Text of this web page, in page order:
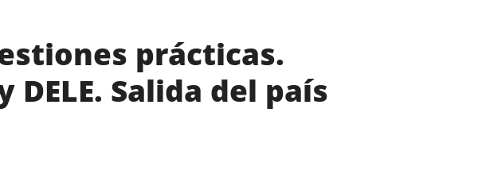
prácticas.
DELE. Salida del país